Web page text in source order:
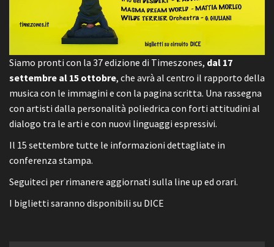
Siamo pronti con la 37 edizione di Timeszones, dal 17
settembre al 15 ottobre, che avrà al centro il rapporto della
musica con le immagini e con la pagina scritta. Una rassegna
con artisti dalla personalità poliedrica con forti attitudini al
dialogo tra le arti e con nuovi linguaggi espressivi.
Il 15 settembre tutte le informazioni dettagliate in
conferenza stampa.
Seguiteci per rimanere aggiornati sulla line up ed orari.
I biglietti saranno disponibili su DICE